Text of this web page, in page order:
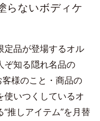
らないボディケ
定品が登場するオル
ぞ知る隠れ名品の
様のこと・商品の
使いつくしているオ
推しアイテム”を月替